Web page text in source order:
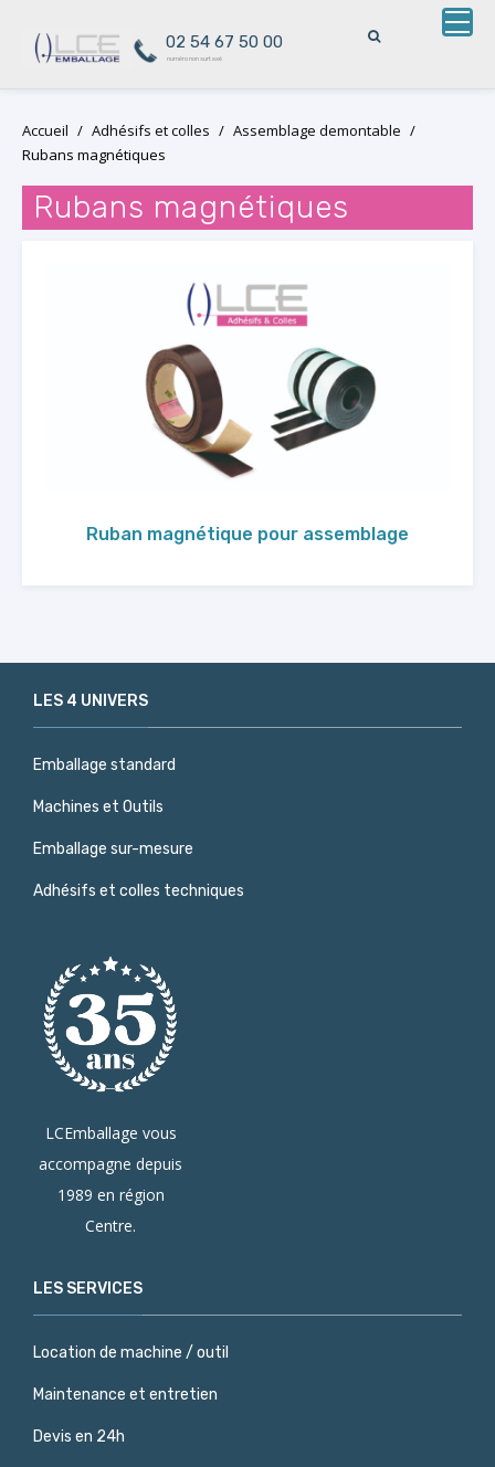
02 54 67 50 00
numéro non surtaxé
Accueil / Adhésifs et colles / Assemblage demontable /
Rubans magnétiques
Rubans magnétiques
Ruban magnétique pour assemblage
LES 4 UNIVERS
Emballage standard
Machines et Outils
Emballage sur-mesure
Adhésifs et colles techniques
LCEmballage vous
accompagne depuis
1989 en région
Centre.
LES SERVICES
Location de machine / outil
Maintenance et entretien
Devis en 24h